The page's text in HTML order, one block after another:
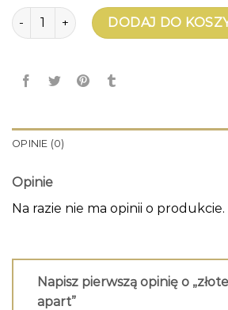
ilość złote kolczyki 585 apart
DODAJ DO
OPINIE (0)
Opinie
Na razie nie ma opinii o produkcie.
Napisz pierwszą opinię o
apart”